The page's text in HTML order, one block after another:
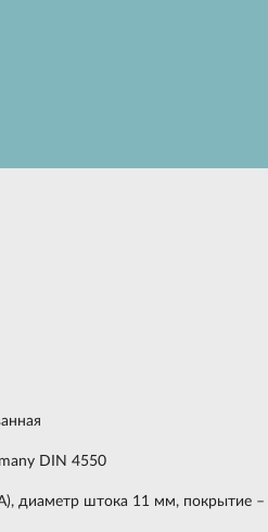
DIN 4550
диаметр штока 11 мм, покрытие –